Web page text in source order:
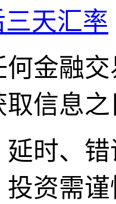
天汇率
金融
信息
延时、
资需